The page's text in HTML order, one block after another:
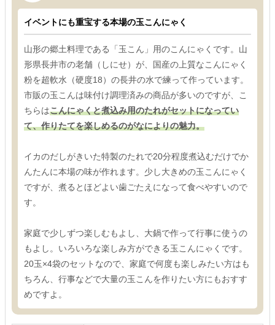
イベントにも重宝する本場の玉こんにゃく
山形の郷土料理である「玉こん」用のこんにゃくです。山
形県長井市の老舗（しにせ）が、国産の上質なこんにゃく
粉を超軟水（硬度18）の長井の水で練って作っています。
市販の玉こんは味付け調理済みの商品が多いのですが、こ
ちらはこんにゃくと煮込み用のたれがセットになってい
て、作りたてを楽しめるのがなによりの魅力。
イカのだしがきいた特製のたれで20分程度煮込むだけでか
んたんに本場の味が作れます。少し大きめの玉こんにゃく
ですが、煮るとほどよい歯ごたえになって食べやすいので
す。
家庭で少しずつ楽しむもよし、大鍋で作って行事に使うの
もよし。いろいろな楽しみ方ができる玉こんにゃくです。
20玉×4袋のセットなので、家庭で何度も楽しみたい方はも
ちろん、行事などで大量の玉こんを作りたい方にもおすす
めですよ。